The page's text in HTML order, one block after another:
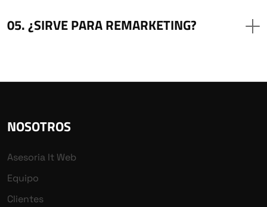
¿SIRVE PARA REMARKETING?
NOSOTROS
Asesoria It Web
Equipo
Clientes